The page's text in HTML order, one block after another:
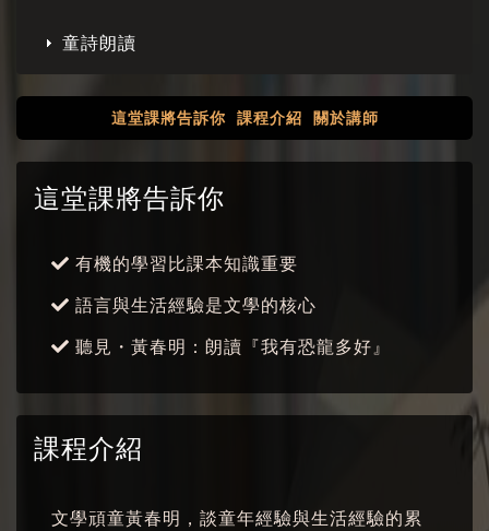
童詩朗讀
這堂課將告訴你 課程介紹 關於講師
這堂課將告訴你
有機的學習比課本知識重要
語言與生活經驗是文學的核心
聽見・黃春明：朗讀『我有恐龍多好』
課程介紹
文學頑童黃春明，談童年經驗與生活經驗的累